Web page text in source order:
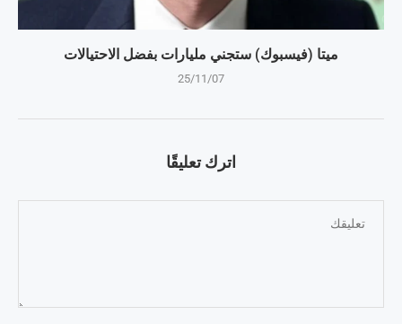
ميتا (فيسبوك) ستجني مليارات بفضل الاحتيالات
25/11/07
اترك تعليقًا